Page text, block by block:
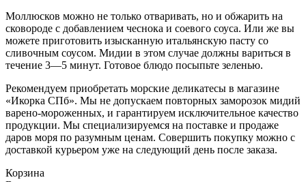
Моллюсков можно не только отваривать, но и обжарить на
сковороде с добавлением чеснока и соевого соуса. Или же вы
можете приготовить изысканную итальянскую пасту со
сливочным соусом. Мидии в этом случае должны вариться в
течение 3—5 минут. Готовое блюдо посыпьте зеленью.
Рекомендуем приобретать морские деликатесы в магазине
«Икорка СПб». Мы не допускаем повторных заморозок мидий
варено-мороженных, и гарантируем исключительное качество
продукции. Мы специализируемся на поставке и продаже
даров моря по разумным ценам. Совершить покупку можно с
доставкой курьером уже на следующий день после заказа.
Корзина